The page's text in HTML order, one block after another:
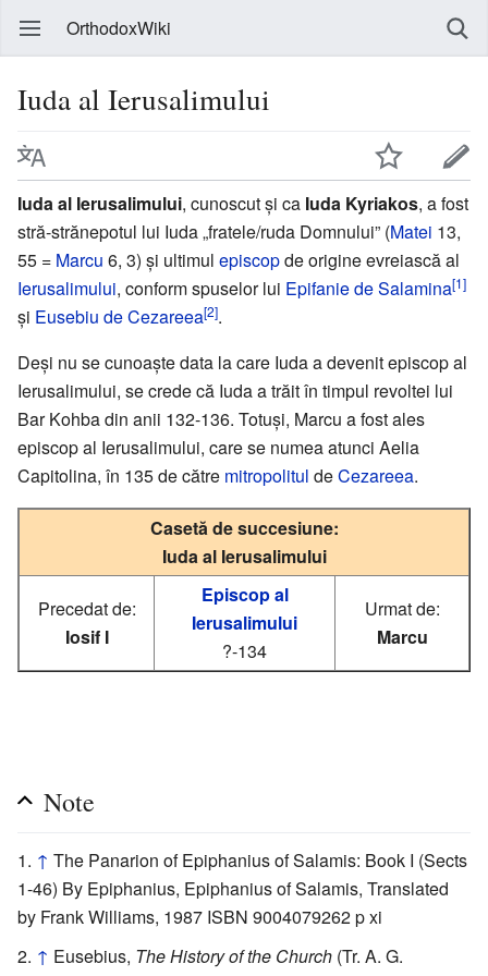
OrthodoxWiki
Iuda al Ierusalimului
Iuda al Ierusalimului, cunoscut și ca Iuda Kyriakos, a fost
stră-strănepotul lui Iuda „fratele/ruda Domnului” (Matei 13,
55 = Marcu 6, 3) și ultimul episcopde origine evreiască al
Ierusalimului, conform spuselor lui Epifanie de Salamina[1]
și Eusebiu de Cezareea[2].
Deși nu se cunoaște data la care Iuda a devenit episcop al
Ierusalimului, se crede că Iuda a trăit în timpul revoltei lui
Bar Kohba din anii 132-136. Totuși, Marcu a fost ales
episcop al Ierusalimului, care se numea atunci Aelia
Capitolina, în 135 de către mitropolitul deCezareea.
Casetă de succesiune:
Iuda al Ierusalimului
Precedat de:
Iosif I
Episcop al
Ierusalimului
?-134
Urmat de:
Marcu
Note
↑ The Panarion of Epiphanius of Salamis: Book I (Sects
1-46) By Epiphanius, Epiphanius of Salamis, Translated
by Frank Williams, 1987 ISBN 9004079262 p xi
↑ Eusebius, The History of the Church (Tr. A. G.